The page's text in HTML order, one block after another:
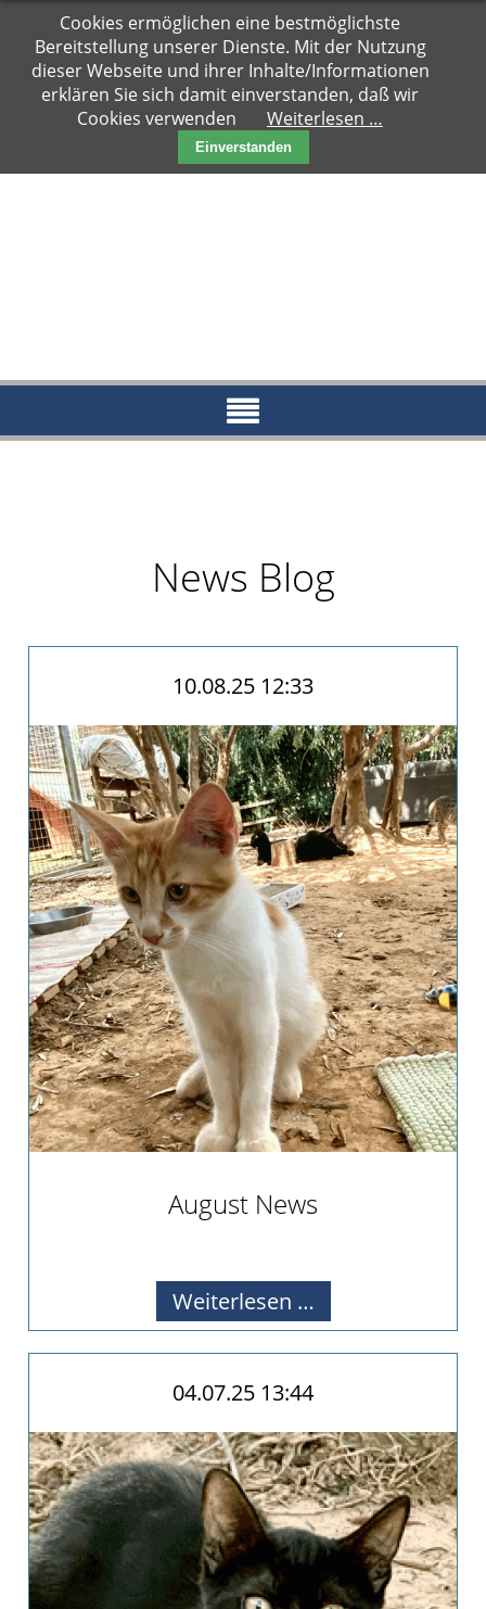
Navigation
überspringen
Hauptseite
Zuhause
gesucht
Notfälle
Aktueller
Archiv
Archiv
2016
Kastration
Schönheit
Helfen
Futtergutscheine
Spenden
Partnerprogramme
Patenschaft
Pflegestellen
Danke
Pate
werden
Pate
gesucht
Kastrationen
Pate
2019
2018
2017
Ziele
Team
Vereinssatzung
Kontakt
News Blog
10.08.25 12:33
August News
Weiterlesen …August
News
04.07.25 13:44
Cookies ermöglichen eine bestmöglichste
Bereitstellung unserer Dienste. Mit der Nutzung
dieser Webseite und ihrer Inhalte/Informationen
erklären Sie sich damit einverstanden, daß wir
Cookies verwenden
Weiterlesen …
Einverstanden